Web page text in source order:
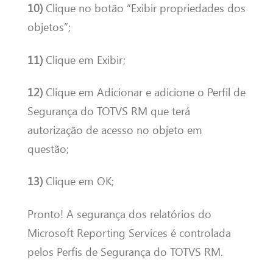
10)Clique no botão “Exibir propriedades dos
objetos”;
11)Clique em Exibir;
12)Clique em Adicionar e adicione o Perfil de
Segurança do TOTVS RM que terá
autorização de acesso no objeto em
questão;
13)Clique em OK;
Pronto! A segurança dos relatórios do
Microsoft Reporting Services é controlada
pelos Perfis de Segurança do TOTVS RM.